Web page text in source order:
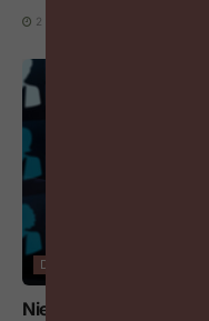
2 AUGUSTUS 2026
DIGITALISERING EN AI
Nieuwe AI-regels